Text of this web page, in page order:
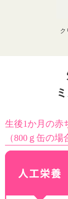
ク
生後1か月の赤
（800ｇ缶の場